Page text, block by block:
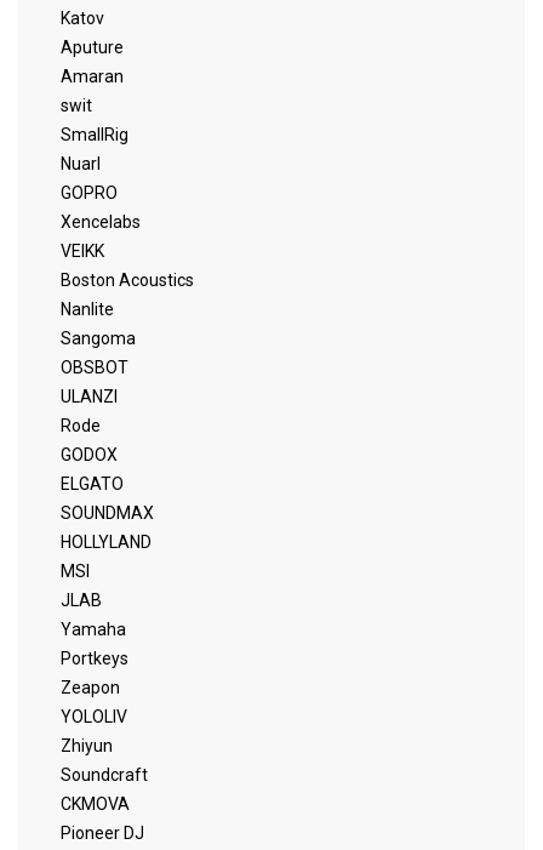
Katov
Aputure
Amaran
swit
SmallRig
Nuarl
GOPRO
Xencelabs
VEIKK
Boston Acoustics
Nanlite
Sangoma
OBSBOT
ULANZI
Rode
GODOX
ELGATO
SOUNDMAX
HOLLYLAND
MSI
JLAB
Yamaha
Portkeys
Zeapon
YOLOLIV
Zhiyun
Soundcraft
CKMOVA
Pioneer DJ